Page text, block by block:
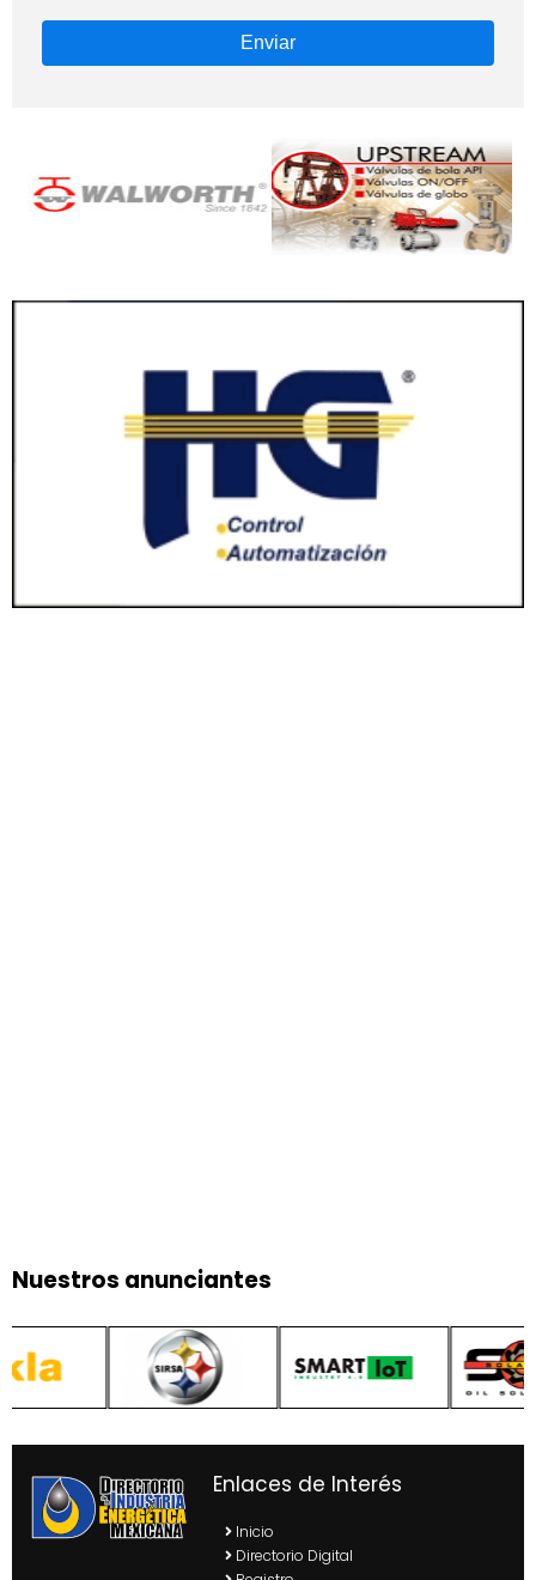
Enviar
Nuestros anunciantes
Enlaces de Interés
Inicio
Directorio Digital